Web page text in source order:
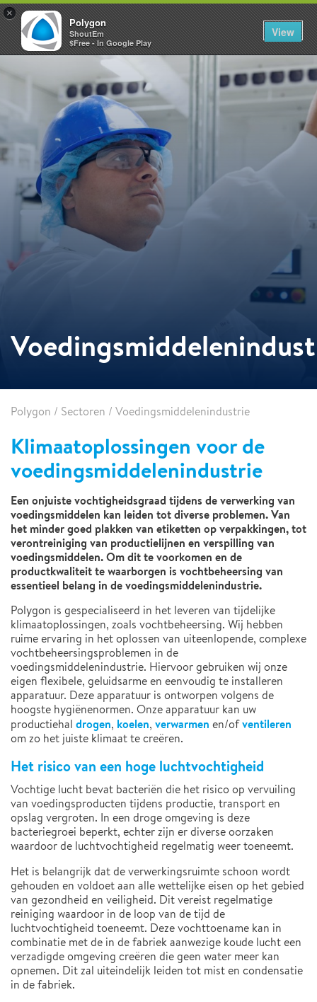
Polygon / Sectoren / Voedingsmiddelenindustrie
Klimaatoplossingen voor de
voedingsmiddelenindustrie
Een onjuiste vochtigheidsgraad tijdens de verwerking van
voedingsmiddelen kan leiden tot diverse problemen. Van
het minder goed plakken van etiketten op verpakkingen, tot
verontreiniging van productielijnen en verspilling van
voedingsmiddelen. Om dit te voorkomen en de
productkwaliteit te waarborgen is vochtbeheersing van
essentieel belang in de voedingsmiddelenindustrie.
Polygon is gespecialiseerd in het leveren van tijdelijke
klimaatoplossingen, zoals vochtbeheersing. Wij hebben
ruime ervaring in het oplossen van uiteenlopende, complexe
vochtbeheersingsproblemen in de
voedingsmiddelenindustrie. Hiervoor gebruiken wij onze
eigen flexibele, geluidsarme en eenvoudig te installeren
apparatuur. Deze apparatuur is ontworpen volgens de
hoogste hygiënenormen. Onze apparatuur kan uw
productiehal drogen, koelen, verwarmen en/ofventileren
om zo het juiste klimaat te creëren.
Het risico van een hoge luchtvochtigheid
Vochtige lucht bevat bacteriën die het risico op vervuiling
van voedingsproducten tijdens productie, transport en
opslag vergroten. In een droge omgeving is deze
bacteriegroei beperkt, echter zijn er diverse oorzaken
waardoor de luchtvochtigheid regelmatig weer toeneemt.
Het is belangrijk dat de verwerkingsruimte schoon wordt
gehouden en voldoet aan alle wettelijke eisen op het gebied
van gezondheid en veiligheid. Dit vereist regelmatige
reiniging waardoor in de loop van de tijd de
luchtvochtigheid toeneemt. Deze vochttoename kan in
combinatie met de in de fabriek aanwezige koude lucht een
verzadigde omgeving creëren die geen water meer kan
opnemen. Dit zal uiteindelijk leiden tot mist en condensatie
in de fabriek.
×
Polygon
ShoutEm
$Free - In Google Play
View